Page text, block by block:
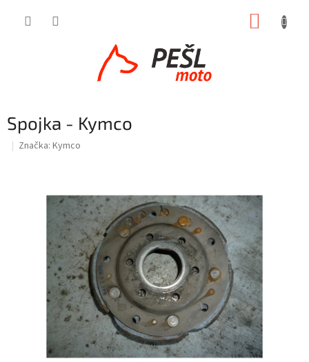
Spojka - Kymco
Značka: Kymco